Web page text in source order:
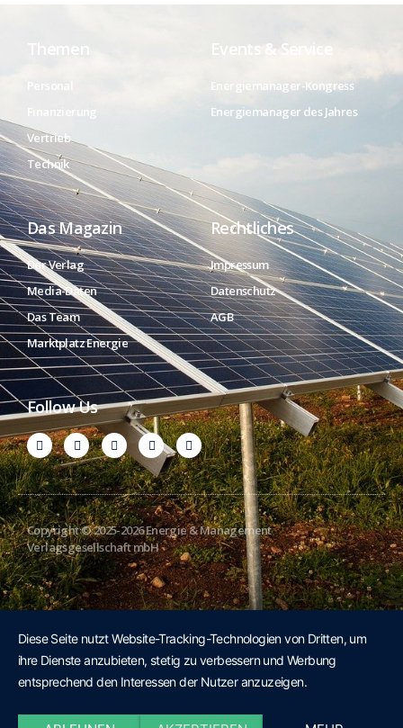
Themen
Finanzierung
Vertrieb
Technik
Events & Service
Energiemanager-Kongress
Energiemanager des Jahres
Das Magazin
Der Verlag
Media-Daten
Das Team
Marktplatz Energie
Rechtliches
Impressum
Datenschutz
AGB
Follow Us
Copyright © 2025-2026 Energie & Management
Verlagsgesellschaft mbH
Diese Seite nutzt Website-Tracking-Technologien von Dritten, um
ihre Dienste anzubieten, stetig zu verbessern und Werbung
entsprechend den Interessen der Nutzer anzuzeigen.